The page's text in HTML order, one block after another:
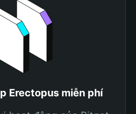
Erectopus miễn phí